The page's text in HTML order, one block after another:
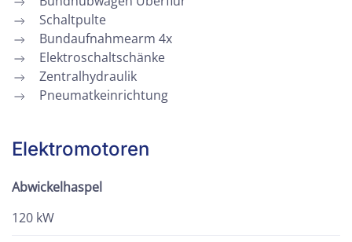
Schaltpulte
Bundaufnahmearm 4x
Elektroschaltschänke
Zentralhydraulik
Pneumatkeinrichtung
Elektromotoren
Abwickelhaspel
120 kW